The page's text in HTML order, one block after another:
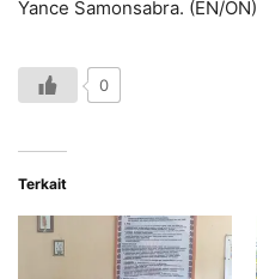
Yance Samonsabra. (EN/ON)
0
Terkait